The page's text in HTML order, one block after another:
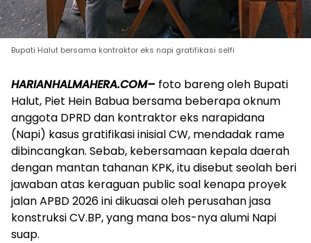
Bupati Halut bersama kontraktor eks napi gratifikasi selfi
HARIANHALMAHERA.COM– foto bareng oleh Bupati
Halut, Piet Hein Babua bersama beberapa oknum
anggota DPRD dan kontraktor eks narapidana
(Napi) kasus gratifikasi inisial CW, mendadak rame
dibincangkan. Sebab, kebersamaan kepala daerah
dengan mantan tahanan KPK, itu disebut seolah beri
jawaban atas keraguan public soal kenapa proyek
jalan APBD 2026 ini dikuasai oleh perusahan jasa
konstruksi CV.BP, yang mana bos-nya alumi Napi
suap.